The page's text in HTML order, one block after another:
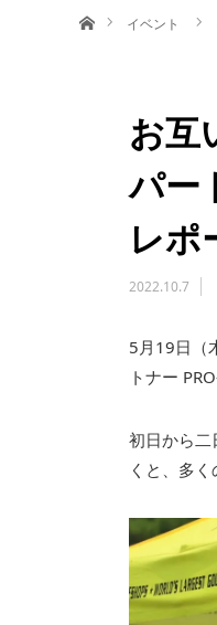
ホームイベント
お互
パー
レポ
2022.10.7
5月19日（
トナー
初日から二
くと、多